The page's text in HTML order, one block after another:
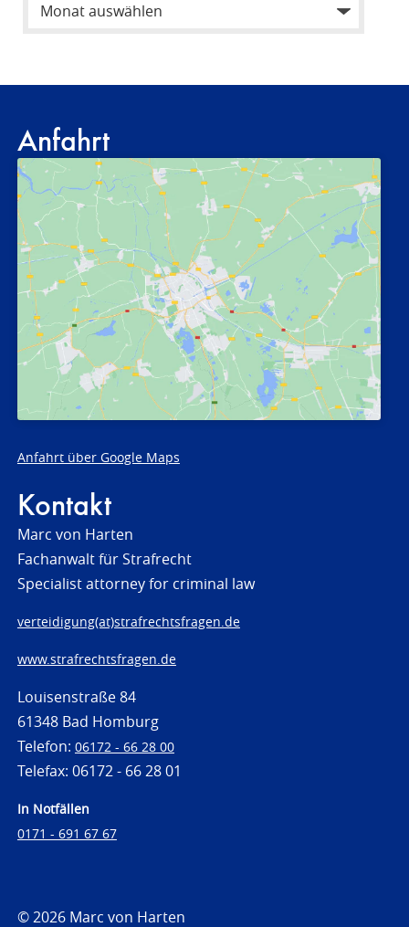
Anfahrt
Anfahrt über Google Maps
Kontakt
Marc von Harten
Fachanwalt für Strafrecht
Specialist attorney for criminal law
verteidigung(at)strafrechtsfragen.de
www.strafrechtsfragen.de
Louisenstraße 84
61348 Bad Homburg
Telefon: 06172 - 66 28 00
Telefax: 06172 - 66 28 01
In Notfällen
0171 - 691 67 67
© 2026 Marc von Harten